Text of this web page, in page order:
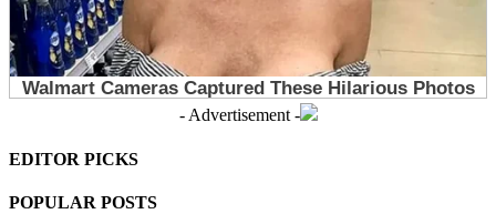
- Advertisement -
EDITOR PICKS
POPULAR POSTS